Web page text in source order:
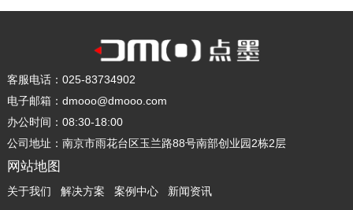
客服电话：025-83734902
电子邮箱：dmooo@dmooo.com
办公时间：08:30-18:00
公司地址：南京市雨花台区玉兰路88号南部创业园2栋2层
网站地图
关于我们 解决方案 案例中心 新闻资讯